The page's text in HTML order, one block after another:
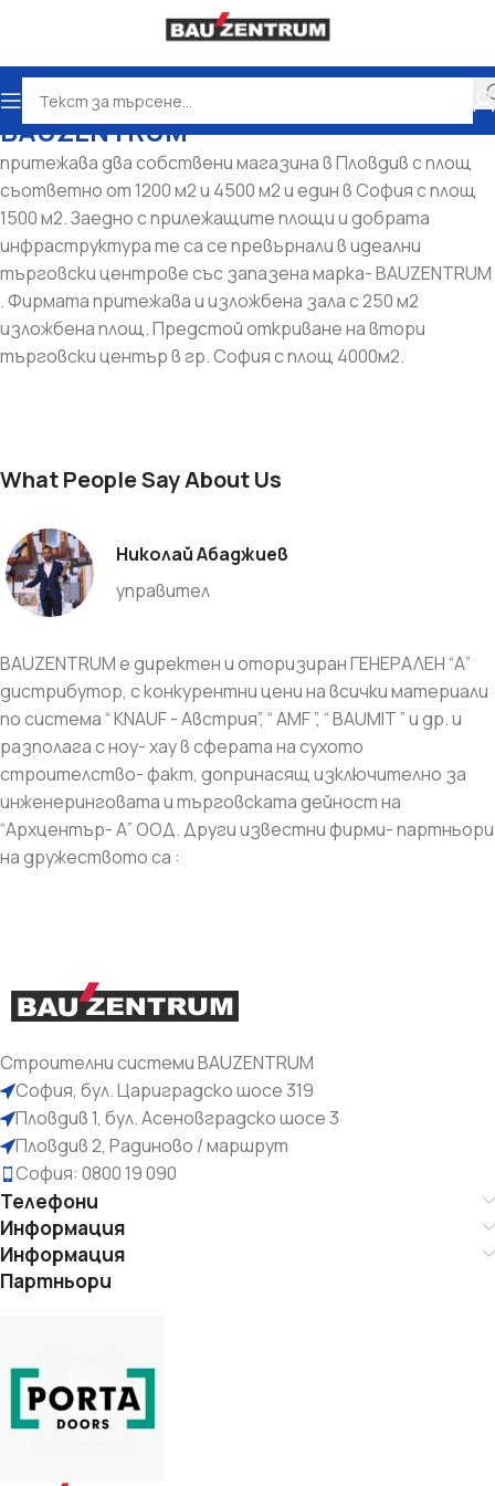
BAUZENTRUM
притежава два собствени магазина в Пловдив с площ
съответно от 1200 м2 и 4500 м2 и един в София с площ
1500 м2. Заедно с прилежащите площи и добрата
инфраструктура те са се превърнали в идеални
търговски центрове със запазена марка- BAUZENTRUM
. Фирмата притежава и изложбена зала с 250 м2
изложбена площ. Предстой откриване на втори
търговски център в гр. София с площ 4000м2.
What People Say About Us
Николай Абаджиев
управител
BAUZENTRUM e директен и оторизиран ГЕНЕРАЛЕН “А”
дистрибутор, с конкурентни цени на всички материали
по система “ KNAUF - Австрия”, “ AMF ”, “ BAUMIT ” и др. и
разполага с ноу- хау в сферата на сухото
строителство- факт, допринасящ изключително за
инженеринговата и търговската дейност на
“Архцентър- А” ООД. Други известни фирми- партньори
на дружеството са :
Строителни системи BAUZENTRUM
София, бул. Цариградско шосе 319
Пловдив 1, бул. Асеновградско шосе 3
Пловдив 2, Радиново / маршрут
София: 0800 19 090
Телефони
Информация
Информация
Партньори